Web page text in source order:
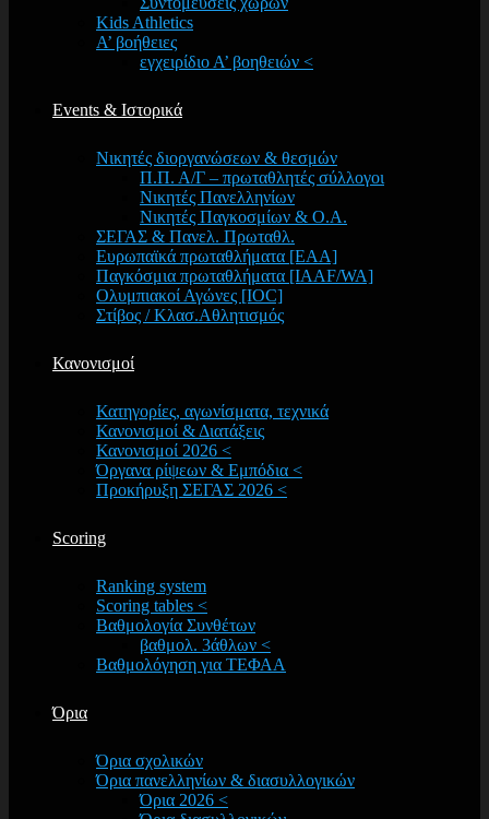
Kids Athletics
Α’ βοήθειες
εγχειρίδιο Α’ βοηθειών <
Events & Ιστορικά
Νικητές διοργανώσεων & θεσμών
Π.Π. Α/Γ – πρωταθλητές σύλλογοι
Νικητές Πανελληνίων
Νικητές Παγκοσμίων & Ο.Α.
ΣΕΓΑΣ & Πανελ. Πρωταθλ.
Ευρωπαϊκά πρωταθλήματα [EAA]
Παγκόσμια πρωταθλήματα [IAAF/WA]
Ολυμπιακοί Αγώνες [IOC]
Στίβος / Κλασ.Αθλητισμός
Κανονισμοί
Κατηγορίες, αγωνίσματα, τεχνικά
Κανονισμοί & Διατάξεις
Κανονισμοί 2026 <
Όργανα ρίψεων & Εμπόδια <
Προκήρυξη ΣΕΓΑΣ 2026 <
Scoring
Ranking system
Scoring tables <
Βαθμολογία Συνθέτων
βαθμολ. 3άθλων <
Βαθμολόγηση για ΤΕΦΑΑ
Όρια
Όρια σχολικών
Όρια πανελληνίων & διασυλλογικών
Όρια 2026 <